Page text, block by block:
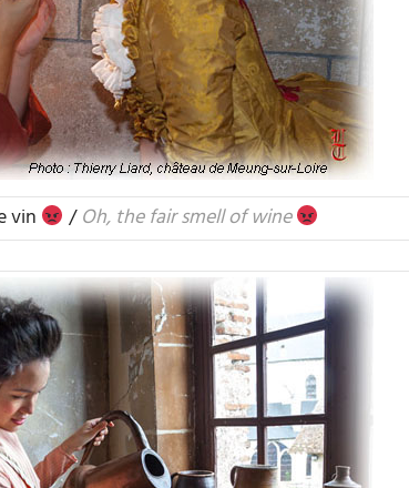
vin /Oh, the fair smell of wine